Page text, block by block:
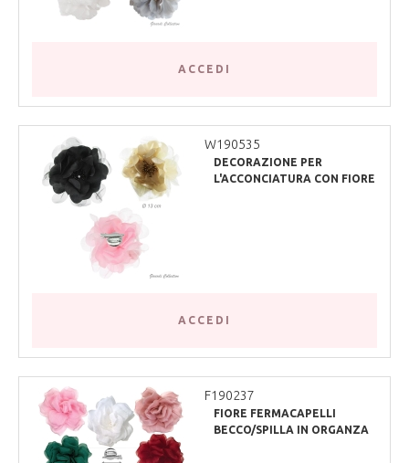
ACCEDI
W190535
DECORAZIONE PER
L'ACCONCIATURA CON FIORE
ACCEDI
F190237
FIORE FERMACAPELLI
BECCO/SPILLA IN ORGANZA